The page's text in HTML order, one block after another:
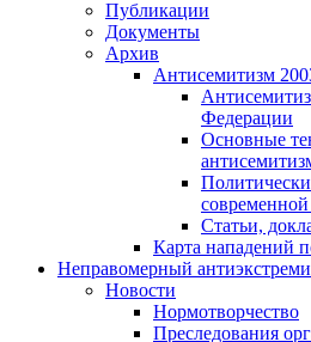
Публикации
Документы
Архив
Антисемитизм
Федерации
Основные
Статьи,
Карта нападений
Неправомерный
Новости
Нормотворчество
Преследования